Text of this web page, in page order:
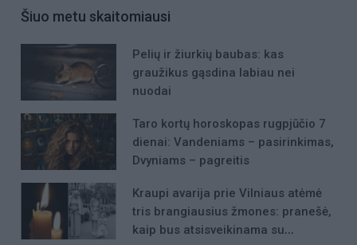
Šiuo metu skaitomiausi
Pelių ir žiurkių baubas: kas
graužikus gąsdina labiau nei
nuodai
Taro kortų horoskopas rugpjūčio 7
dienai: Vandeniams – pasirinkimas,
Dvyniams – pagreitis
Kraupi avarija prie Vilniaus atėmė
tris brangiausius žmones: pranešė,
kaip bus atsisveikinama su